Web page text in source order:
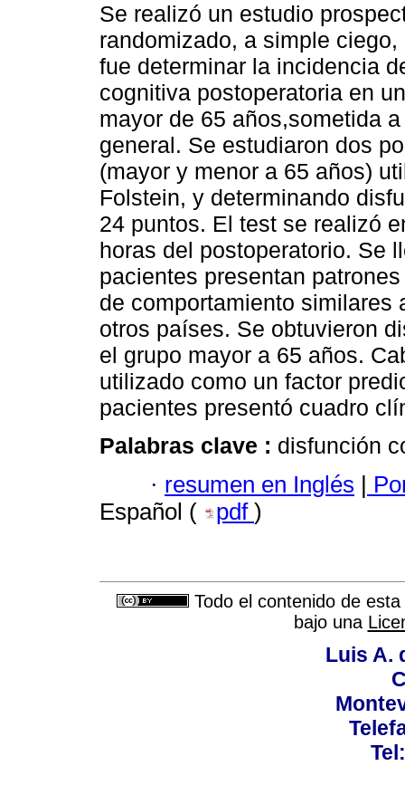
Se realizó un estudio
randomizado, a simple
fue determinar la incidencia
cognitiva postoperatoria en
mayor de 65 años,sometida
general. Se estudiaron dos
(mayor y menor a 65 años)
Folstein, y determinando
24 puntos. El test se realizó
horas del postoperatorio. Se
pacientes presentan
de comportamiento similares
otros países. Se obtuvieron
el grupo mayor a 65 años.
utilizado como un factor
pacientes presentó cuadro
Palabras clave : disfunción
· resumen en Inglés |
Español (
pdf )
Todo el contenido de
bajo una
Luis A.